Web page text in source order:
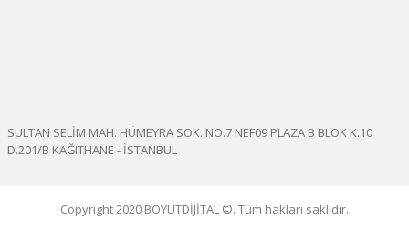
SULTAN SELİM MAH. HÜMEYRA SOK. NO.7 NEF09 PLAZA B BLOK K.10
D.201/B KAĞITHANE - İSTANBUL
Copyright 2020 BOYUTDİJİTAL ©. Tüm hakları saklıdır.